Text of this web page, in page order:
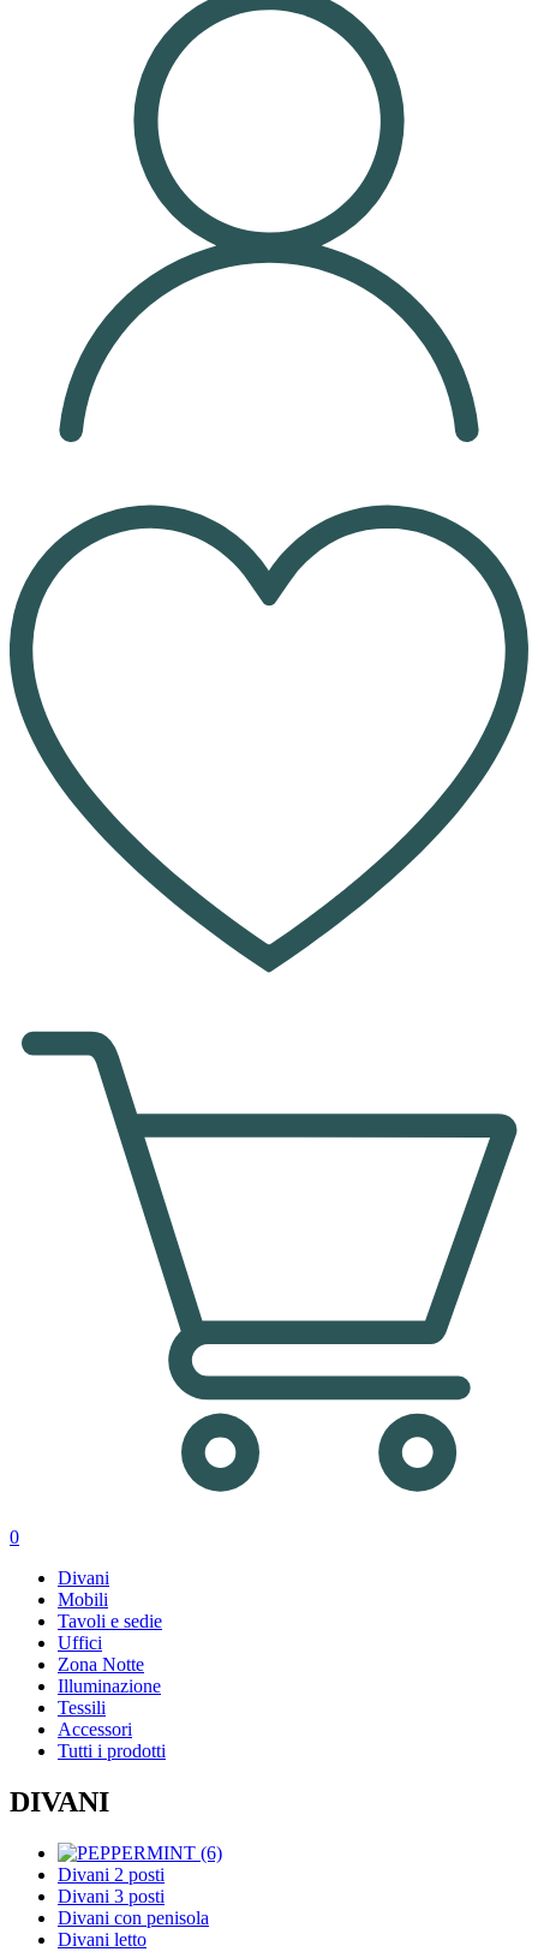
0
Divani
Mobili
Tavoli e sedie
Uffici
Zona Notte
Illuminazione
Tessili
Accessori
Tutti i prodotti
DIVANI
Divani 2 posti
Divani 3 posti
Divani con penisola
Divani letto